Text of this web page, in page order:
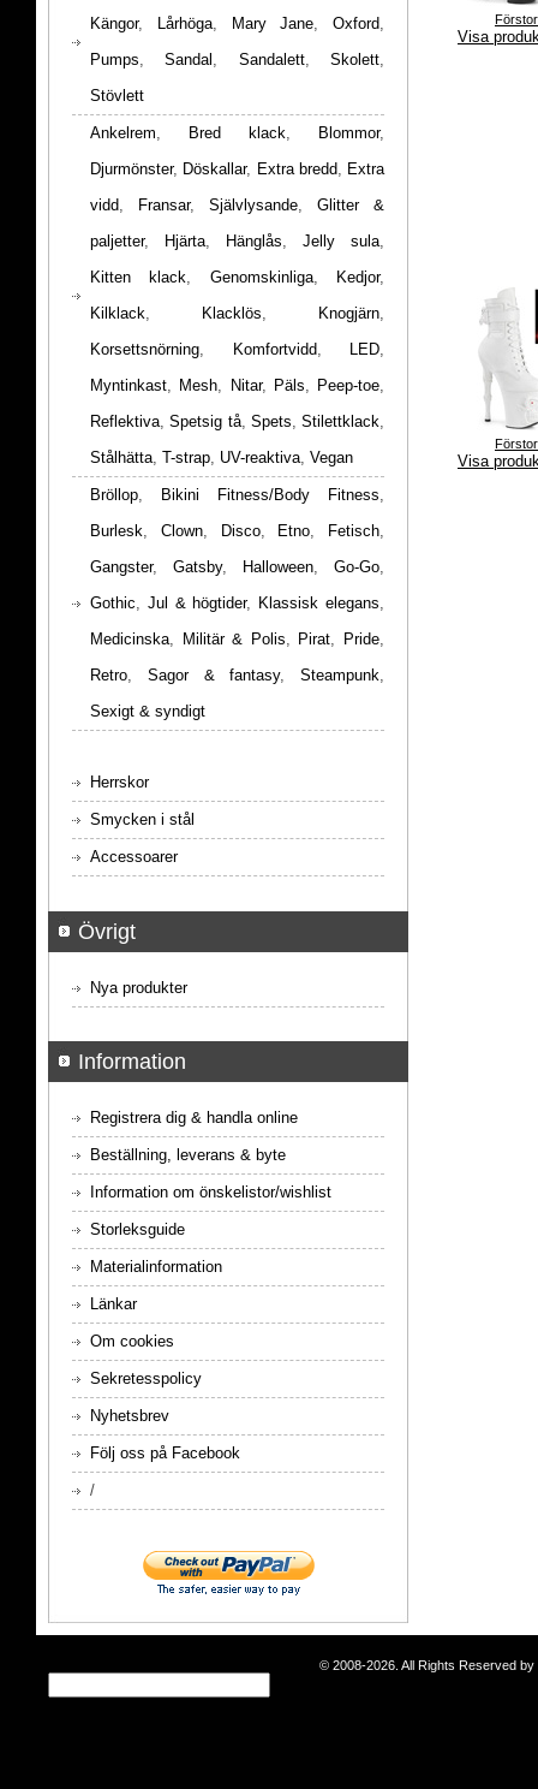
Visa
Visa
Kängor, Lårhöga, Mary Jane, Oxford,
Pumps,Sandal , Sandalett,Skolett,
Stövlett
Ankelrem, Bred klack, Blommor,
Djurmönster, Döskallar, Extra bredd, Extra
vidd, Fransar, Självlysande, Glitter &
paljetter, Hjärta, Hänglås, Jelly sula,
Kitten klack, Genomskinliga, Kedjor,
Kilklack, Klacklös, Knogjärn,
Korsettsnörning, Komfortvidd, LED,
Myntinkast, Mesh, Nitar, Päls, Peep-toe,
Reflektiva,Spetsig tå, Spets, Stilettklack,
Stålhätta, T-strap, UV-reaktiva, Vegan
Bröllop, Bikini Fitness/Body Fitness,
Burlesk, Clown, Disco, Etno, Fetisch,
Gangster, Gatsby, Halloween, Go-Go,
Gothic, Jul & högtider, Klassisk elegans,
Medicinska, Militär & Polis, Pirat, Pride,
Retro, Sagor & fantasy, Steampunk,
Sexigt & syndigt
Herrskor
Smycken i stål
Accessoarer
Övrigt
Nya produkter
Information
Registrera dig & handla online
Beställning, leverans & byte
Information om önskelistor/wishlist
Storleksguide
Materialinformation
Länkar
Om cookies
Sekretesspolicy
Nyhetsbrev
Följ oss på Facebook
/
© 2008-2026. All Rights Reserved